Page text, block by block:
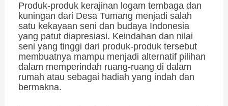
Produk-produk kerajinan logam tembaga dan
kuningan dari Desa Tumang menjadi salah
satu kekayaan seni dan budaya Indonesia
yang patut diapresiasi. Keindahan dan nilai
seni yang tinggi dari produk-produk tersebut
membuatnya mampu menjadi alternatif pilihan
dalam memperindah ruang-ruang di dalam
rumah atau sebagai hadiah yang indah dan
bermakna.